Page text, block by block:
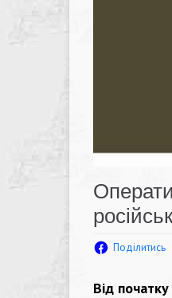
Поділитись
Від